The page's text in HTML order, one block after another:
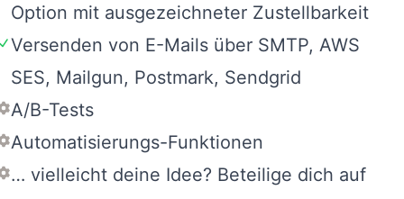
Option mit ausgezeichneter Zustellbarkeit
Versenden von E-Mails über SMTP, AWS
SES, Mailgun, Postmark, Sendgrid
A/B-Tests
Automatisierungs-Funktionen
… vielleicht deine Idee? Beteilige dich auf